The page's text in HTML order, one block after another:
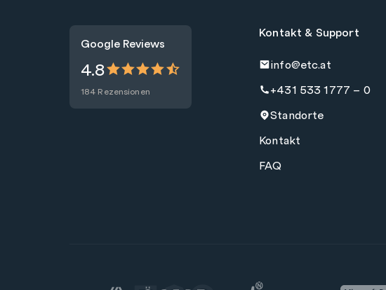
Google Reviews
4.8
184 Rezensionen
Kontakt & Support
info@etc.at
+431 533 1777 – 0
Standorte
Kontakt
FAQ